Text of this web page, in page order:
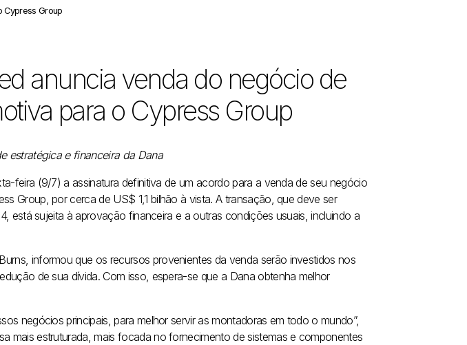
Cypress Group
anuncia venda do negócio de
para o Cypress Group
estratégica e financeira da Dana
feira (9/7) a assinatura definitiva de um acordo para a venda de seu negócio
Group, por cerca de US$ 1,1 bilhão à vista. A transação, que deve ser
está sujeita à aprovação financeira e a outras condições usuais, incluindo a
informou que os recursos provenientes da venda serão investidos nos
de sua dívida. Com isso, espera-se que a Dana obtenha melhor
negócios principais, para melhor servir as montadoras em todo o mundo”,
mais estruturada, mais focada no fornecimento de sistemas e componentes